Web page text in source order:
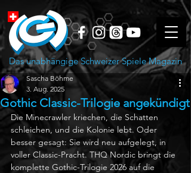
Das unabhängige Schweizer Spiele Magazin
Gothic Classic-Trilogie angekündigt
Sascha Böhme
3. Aug. 2025
Die Minecrawler kriechen, die Schatten
schleichen, und die Kolonie lebt. Oder
besser gesagt: Sie wird neu aufgelegt, in
voller Classic-Pracht. THQ Nordic bringt die
komplette Gothic-Trilogie 2026 auf die